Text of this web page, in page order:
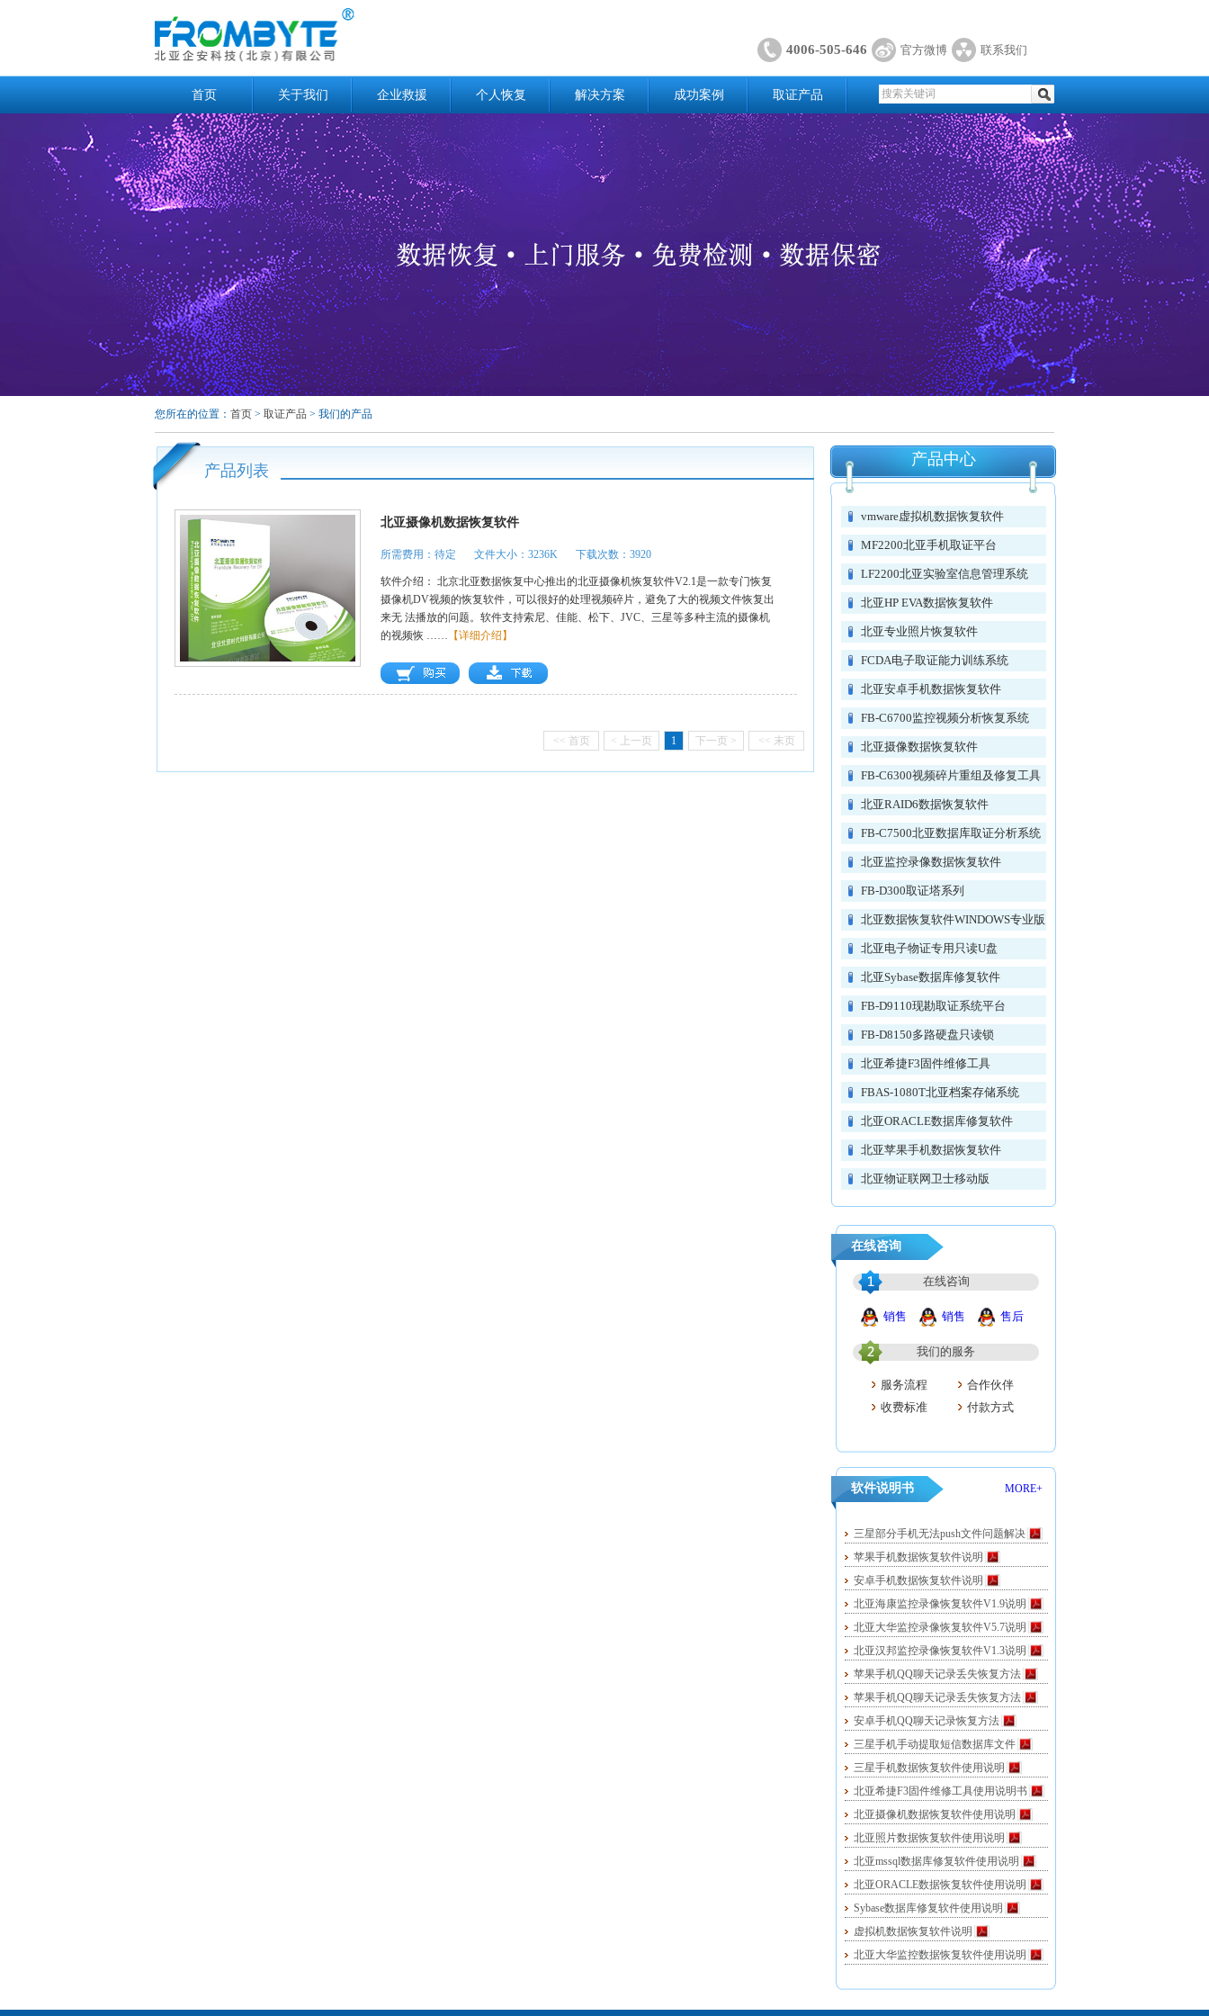
4006-505-646 官方微博 联系我们
首页 关于我们 企业救援 个人恢复 解决方案 成功案例 取证产品
您所在的位置： 首页 > 取证产品 > 我们的产品
产品列表
北亚摄像机数据恢复软件
所需费用：待定 文件大小：3236K 下载次数：3920
软件介绍： 北京北亚数据恢复中心推出的北亚摄像机恢复软件V2.1是一款专门恢复
摄像机DV视频的恢复软件，可以很好的处理视频碎片，避免了大的视频文件恢复出
来无 法播放的问题。软件支持索尼、佳能、松下、JVC、三星等多种主流的摄像机
的视频恢 …… 【详细介绍】
<< 首页 < 上一页 1 下一页 > << 末页
产品中心
vmware虚拟机数据恢复软件
MF2200北亚手机取证平台
LF2200北亚实验室信息管理系统
北亚HP EVA数据恢复软件
北亚专业照片恢复软件
FCDA电子取证能力训练系统
北亚安卓手机数据恢复软件
FB-C6700监控视频分析恢复系统
北亚摄像数据恢复软件
FB-C6300视频碎片重组及修复工具
北亚RAID6数据恢复软件
FB-C7500北亚数据库取证分析系统
北亚监控录像数据恢复软件
FB-D300取证塔系列
北亚数据恢复软件WINDOWS专业版
北亚电子物证专用只读U盘
北亚Sybase数据库修复软件
FB-D9110现勘取证系统平台
FB-D8150多路硬盘只读锁
北亚希捷F3固件维修工具
FBAS-1080T北亚档案存储系统
北亚ORACLE数据库修复软件
北亚苹果手机数据恢复软件
北亚物证联网卫士移动版
在线咨询
在线咨询
销售 销售 售后
我们的服务
服务流程
合作伙伴
收费标准
付款方式
软件说明书 MORE+
三星部分手机无法push文件问题解决
苹果手机数据恢复软件说明
安卓手机数据恢复软件说明
北亚海康监控录像恢复软件V1.9说明
北亚大华监控录像恢复软件V5.7说明
北亚汉邦监控录像恢复软件V1.3说明
苹果手机QQ聊天记录丢失恢复方法
苹果手机QQ聊天记录丢失恢复方法
安卓手机QQ聊天记录恢复方法
三星手机手动提取短信数据库文件
三星手机数据恢复软件使用说明
北亚希捷F3固件维修工具使用说明书
北亚摄像机数据恢复软件使用说明
北亚照片数据恢复软件使用说明
北亚mssql数据库修复软件使用说明
北亚ORACLE数据恢复软件使用说明
Sybase数据库修复软件使用说明
虚拟机数据恢复软件说明
北亚大华监控数据恢复软件使用说明